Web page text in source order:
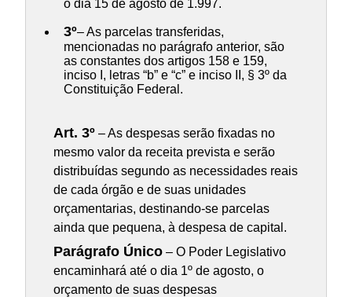
o dia 15 de agosto de 1.997.
3º– As parcelas transferidas,
mencionadas no parágrafo anterior, são
as constantes dos artigos 158 e 159,
inciso I, letras “b” e “c” e inciso II, § 3º da
Constituição Federal.
Art. 3º – As despesas serão fixadas no
mesmo valor da receita prevista e serão
distribuídas segundo as necessidades reais
de cada órgão e de suas unidades
orçamentarias, destinando-se parcelas
ainda que pequena, à despesa de capital.
Parágrafo Único – O Poder Legislativo
encaminhará até o dia 1º de agosto, o
orçamento de suas despesas